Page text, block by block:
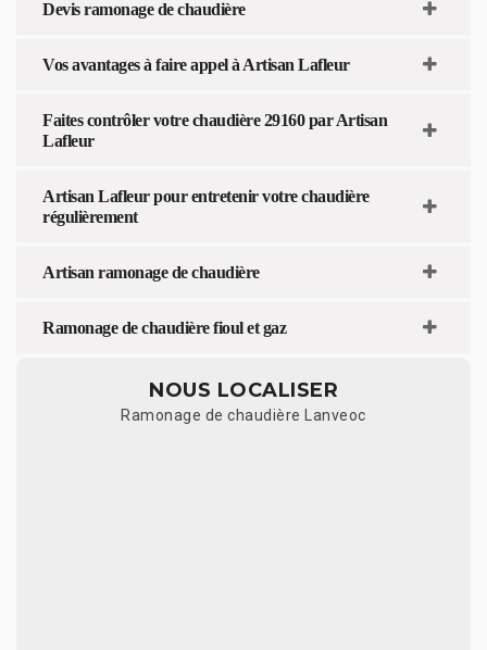
Devis ramonage de chaudière
Vos avantages à faire appel à Artisan Lafleur
Faites contrôler votre chaudière 29160 par Artisan
Lafleur
Artisan Lafleur pour entretenir votre chaudière
régulièrement
Artisan ramonage de chaudière
Ramonage de chaudière fioul et gaz
NOUS LOCALISER
Ramonage de chaudière Lanveoc